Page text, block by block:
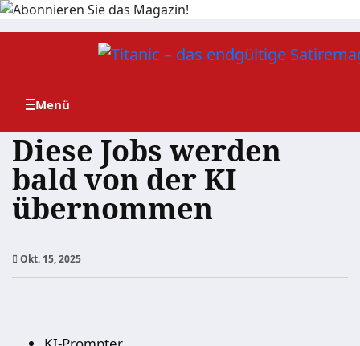
Zum
Diese Jobs werden
bald von der KI
übernommen
Okt. 15, 2025